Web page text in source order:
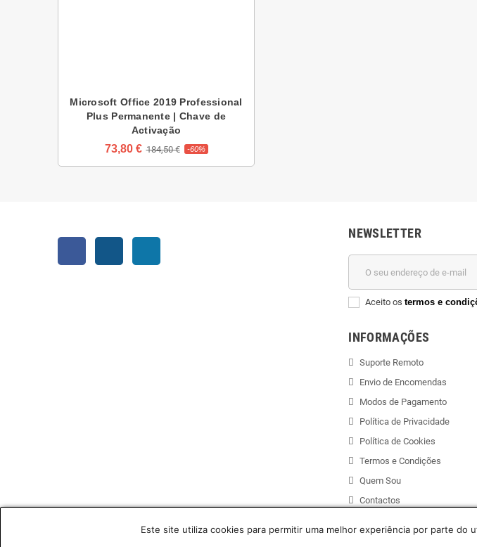
Microsoft Office 2019 Professional
Plus Permanente | Chave de
Activação
73,80 € 184,50 € -60%
NEWSLETTER
Aceito ostermos e
INFORMAÇÕES
Suporte Remoto
Envio de Encomendas
Modos de Pagamento
Política de Privacidade
Política de Cookies
Termos e Condições
Quem Sou
Contactos
Este site utiliza cookies para permitir uma melhor experiência por parte do